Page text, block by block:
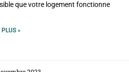
que votre logement fonctionne
PLUS »